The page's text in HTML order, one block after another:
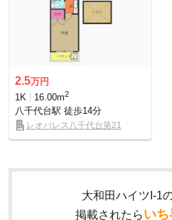
2.5万円
1K
16.00m2
八千代台駅 徒歩14分
レオパレス八千代台第21
大和田ハイツI-1
掲載されたらいち